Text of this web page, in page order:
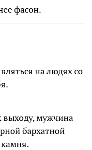
фасон.
на людях со
выходу, мужчина
бархатной